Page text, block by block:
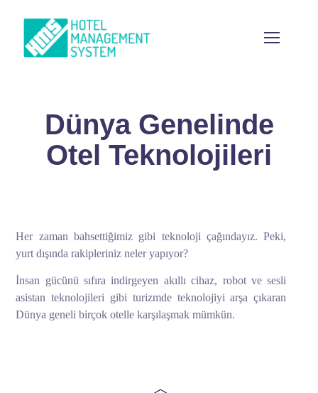
Dünya Genelinde
Otel Teknolojileri
Her zaman bahsettiğimiz gibi teknoloji çağındayız. Peki,
yurt dışında rakipleriniz neler yapıyor?
İnsan gücünü sıfıra indirgeyen akıllı cihaz, robot ve sesli
asistan teknolojileri gibi turizmde teknolojiyi arşa çıkaran
Dünya geneli birçok otelle karşılaşmak mümkün.